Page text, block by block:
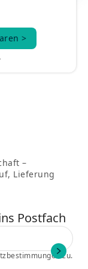
>
>
–
Lieferung
Postfach
zu.